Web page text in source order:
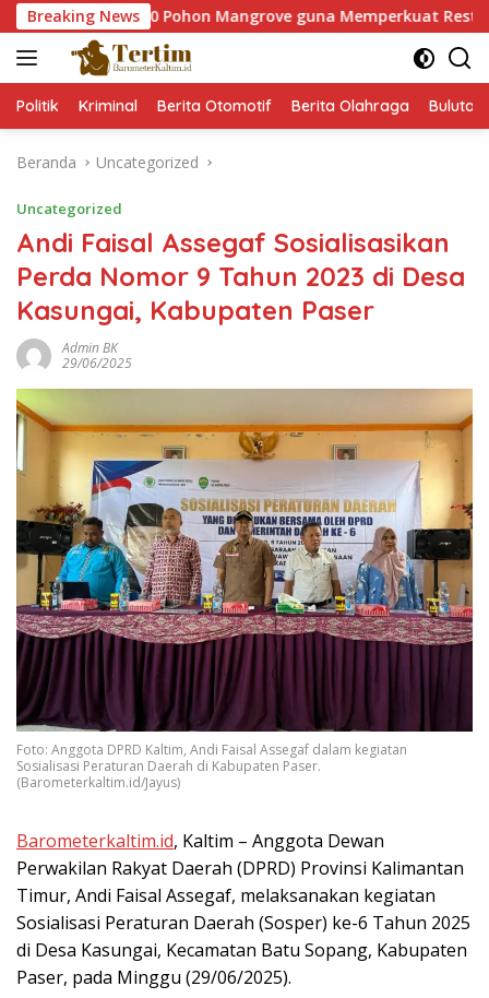
Langsung
ke
konten
Breaking News
60.000 Pohon Mangrove guna Memperkuat Restorasi
Politik Kriminal Berita Otomotif Berita Olahraga
Beranda Uncategorized
Uncategorized
Andi Faisal Assegaf Sosialisasikan
Perda Nomor 9 Tahun 2023 di Desa
Kasungai, Kabupaten Paser
Admin BK
29/06/2025
Foto: Anggota DPRD Kaltim, Andi Faisal Assegaf dalam kegiatan
Sosialisasi Peraturan Daerah di Kabupaten Paser.
(Barometerkaltim.id/Jayus)
Barometerkaltim.id, Kaltim – Anggota Dewan
Perwakilan Rakyat Daerah (DPRD) Provinsi Kalimantan
Timur, Andi Faisal Assegaf, melaksanakan kegiatan
Sosialisasi Peraturan Daerah (Sosper) ke-6 Tahun 2025
di Desa Kasungai, Kecamatan Batu Sopang, Kabupaten
Paser, pada Minggu (29/06/2025).